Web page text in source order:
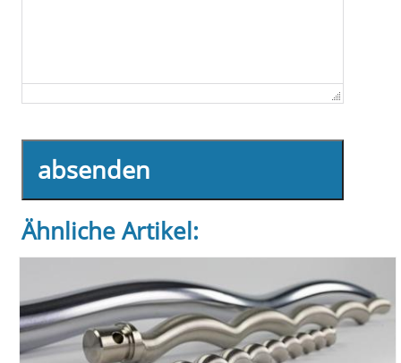
absenden
Ähnliche Artikel: